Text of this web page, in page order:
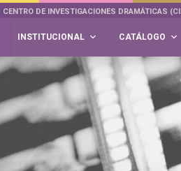
CENTRO DE INVESTIGACIONES DRAMÁTICAS
INSTITUCIONAL CATÁLOGO